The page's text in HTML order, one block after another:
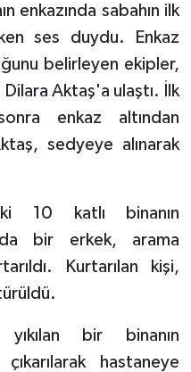
enkazında sabahın ilk
ses duydu. Enkaz
belirleyen ekipler,
Dilara Aktaş'a ulaştı. İlk
enkaz altından
sedyeye alınarak
10 katlı binanın
bir erkek, arama
Kurtarılan kişi,
yıkılan bir binanın
hastaneye